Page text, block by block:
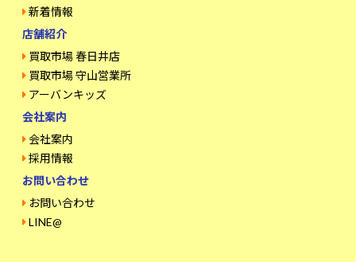
新着情報
店舗紹介
買取市場 春日井店
買取市場 守山営業所
アーバンキッズ
会社案内
会社案内
採用情報
お問い合わせ
お問い合わせ
LINE@